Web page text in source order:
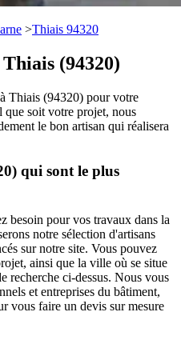
>Thiais 94320
(94320)
Thiais (94320) pour votre
que soit votre projet, nous
le bon artisan qui réalisera
qui sont le plus
besoin pour vos travaux dans la
notre sélection d'artisans
sur notre site. Vous pouvez
ainsi que la ville où se situe
recherche ci-dessus. Nous vous
et entreprises du bâtiment,
vous faire un devis sur mesure